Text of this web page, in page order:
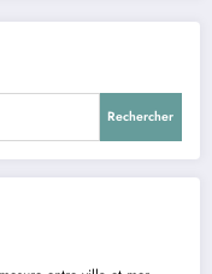
Rechercher